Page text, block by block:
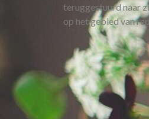
teruggestuurd naar
op het gebied van